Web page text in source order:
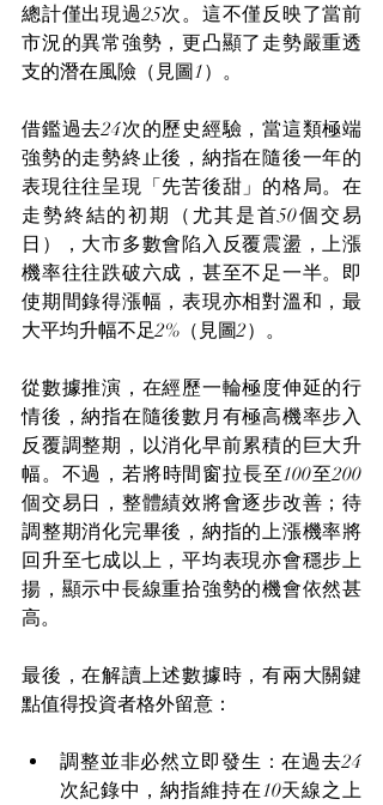
總計僅出現過25次。這不僅反映了當前
市況的異常強勢，更凸顯了走勢嚴重透
支的潛在風險（見圖1）。
借鑑過去24次的歷史經驗，當這類極端
強勢的走勢終止後，納指在隨後一年的
表現往往呈現「先苦後甜」的格局。在
走勢終結的初期（尤其是首50個交易
日），大市多數會陷入反覆震盪，上漲
機率往往跌破六成，甚至不足一半。即
使期間錄得漲幅，表現亦相對溫和，最
大平均升幅不足2%（見圖2）。
從數據推演，在經歷一輪極度伸延的行
情後，納指在隨後數月有極高機率步入
反覆調整期，以消化早前累積的巨大升
幅。不過，若將時間窗拉長至100至200
個交易日，整體績效將會逐步改善；待
調整期消化完畢後，納指的上漲機率將
回升至七成以上，平均表現亦會穩步上
揚，顯示中長線重拾強勢的機會依然甚
高。
最後，在解讀上述數據時，有兩大關鍵
點值得投資者格外留意：
調整並非必然立即發生：在過去24
次紀錄中，納指維持在10天線之上